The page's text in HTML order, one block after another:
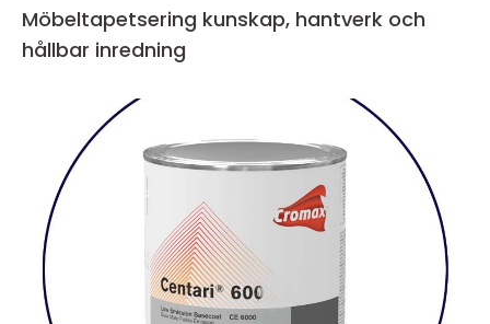
Möbeltapetsering kunskap, hantverk och
hållbar inredning